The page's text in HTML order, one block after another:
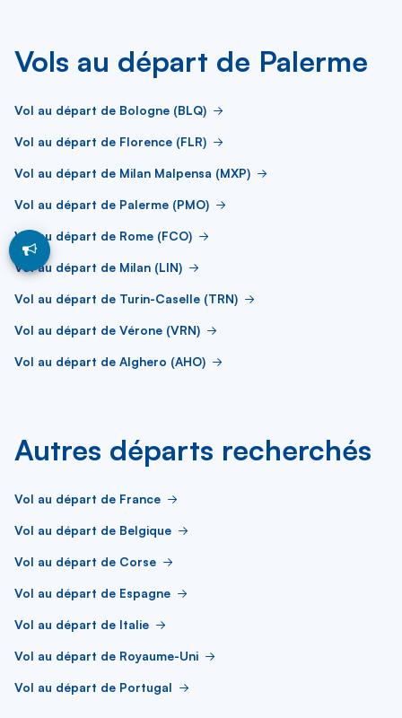
Vols au départ de Palerme
Vol au départ de Bologne (BLQ)
Vol au départ de Florence (FLR)
Vol au départ de Milan Malpensa (MXP)
Vol au départ de Palerme (PMO)
Vol au départ de Rome (FCO)
Vol au départ de Milan (LIN)
Vol au départ de Turin-Caselle (TRN)
Vol au départ de Vérone (VRN)
Vol au départ de Alghero (AHO)
Autres départs recherchés
Vol au départ de France
Vol au départ de Belgique
Vol au départ de Corse
Vol au départ de Espagne
Vol au départ de Italie
Vol au départ de Royaume-Uni
Vol au départ de Portugal